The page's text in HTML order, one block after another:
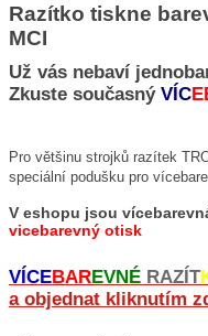
Razítko tiskne
MCI
Už vás nebaví
Zkuste současný VÍC
Pro většinu strojků razítek
speciální podušku pro
V eshopu jsou
vicebarevný otisk
VÍCEBAREVNÉ RAZÍT
a objednat kliknutím